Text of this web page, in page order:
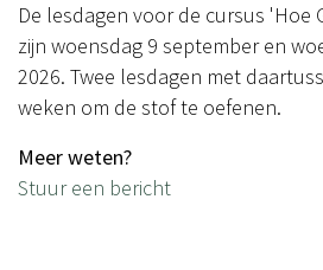
De lesdagen voor de cursus 'Hoe
zijn woensdag 9 september en
2026. Twee lesdagen met
weken om de stof te oefenen.
Meer weten?
Stuur een bericht